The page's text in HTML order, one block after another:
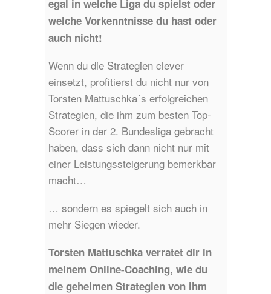
egal in welche Liga du spielst oder
welche Vorkenntnisse du hast oder
auch nicht!
Wenn du die Strategien clever
einsetzt, profitierst du nicht nur von
Torsten Mattuschka´s erfolgreichen
Strategien, die ihm zum besten Top-
Scorer in der 2. Bundesliga gebracht
haben, dass sich dann nicht nur mit
einer Leistungssteigerung bemerkbar
macht…
… sondern es spiegelt sich auch in
mehr Siegen wieder.
Torsten Mattuschka verratet dir in
meinem Online-Coaching, wie du
die geheimen Strategien von ihm